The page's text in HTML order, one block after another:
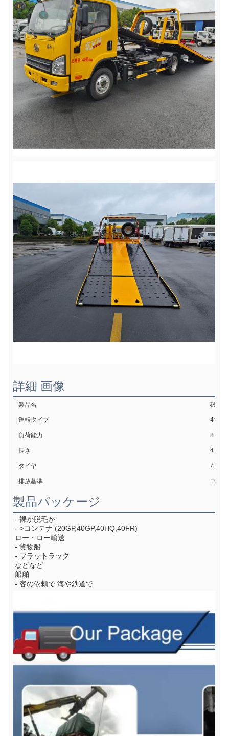
詳細 画像
製品名 破棄
運転タイプ 4*2
負荷能力 8トン
長さ 4.2m
タイヤ
排放基準 ユー
製品パッケージ
- 裸か脱毛か
-->コンテナ (20GP,40GP,40HQ,40FR)
ロー・ロー輸送
- 貨物船
- フラットラック
などなど
船舶
- 客の依頼で 海や鉄道で